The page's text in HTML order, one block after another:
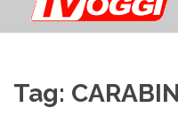
contenuto
Tag: